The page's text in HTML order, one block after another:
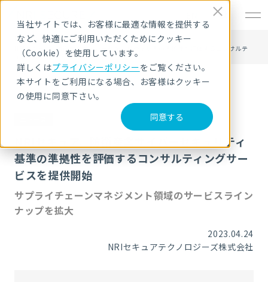
当社サイトでは、お客様に最適な情報を提供する
など、快適にご利用いただくためにクッキー
（Cookie）を使用しています。
詳しくはプライバシーポリシーをご覧ください。
本サイトをご利用になる場合、お客様はクッキー
の使用に同意下さい。
同意する
HOME
ニュース・トピックス
NRIセキュア、防衛産業サイバーセキュリティ基準の準拠性を評価するコンサルテ
ィングサービスを提供開始
NRIセキュア、防衛産業サイバーセキュリティ
基準の準拠性を評価するコンサルティングサー
ビスを提供開始
サプライチェーンマネジメント領域のサービスライン
ナップを拡大
2023.04.24
NRIセキュアテクノロジーズ株式会社